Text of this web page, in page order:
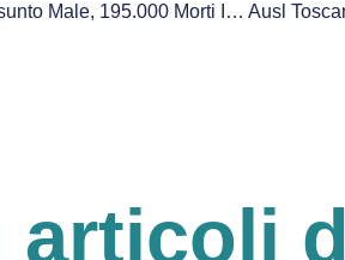
Oms: Un Farmaco Su 2 È Assunto Male, 195.000 Morti In Ue
articoli